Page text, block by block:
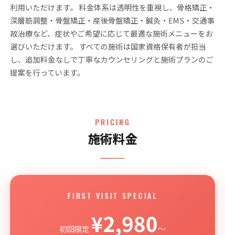
利用いただけます。 料金体系は透明性を重視し、骨格矯正・
深層筋調整・骨盤矯正・産後骨盤矯正・鍼灸・EMS・交通事
故治療など、症状やご希望に応じて最適な施術メニューをお
選びいただけます。 すべての施術は国家資格保有者が担当
し、追加料金なしで丁寧なカウンセリングと施術プランのご
提案を行っています。
PRICING
施術料金
FIRST VISIT SPECIAL
初回限定 ¥2,980〜